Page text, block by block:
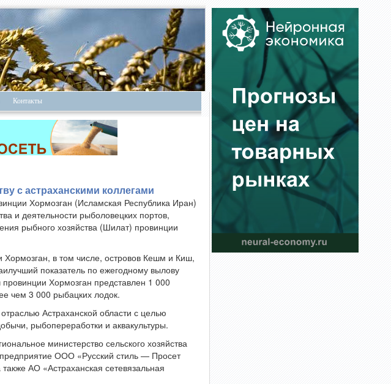
Контакты
с астраханскими коллегами
Хормозган (Исламская Республика Иран)
и деятельности рыболовецких портов,
рыбного хозяйства (Шилат) провинции
в том числе, островов Кешм и Киш,
показатель по ежегодному вылову
Хормозган представлен 1 000
чем 3 000 рыбацких лодок.
Астраханской области с целью
рыбопереработки и аквакультуры.
министерство сельского хозяйства
ООО «Русский стиль — Просет
АО «Астраханская сетевязальная